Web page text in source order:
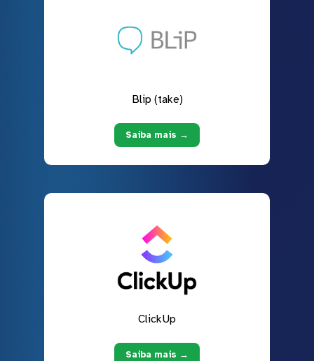
Blip (take)
Saiba mais →
ClickUp
Saiba mais →